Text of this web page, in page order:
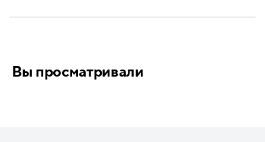
Вы просматривали